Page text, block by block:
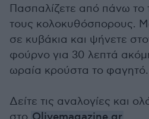
Πασπαλίζετε από πάνω το
τους κολοκυθόσπορους.
σε κυβάκια και ψήνετε
φούρνο για 30 λεπτά
ωραία κρούστα το φαγητό.
Δείτε τις αναλογίες και